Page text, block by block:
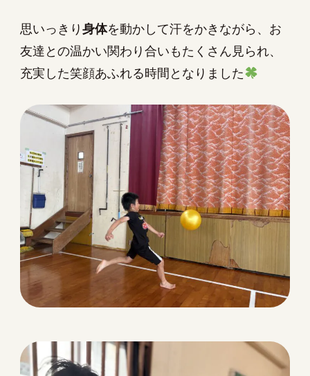
思いっきり身体を動かして汗をかきながら、お
友達との温かい関わり合いもたくさん見られ、
充実した笑顔あふれる時間となりました